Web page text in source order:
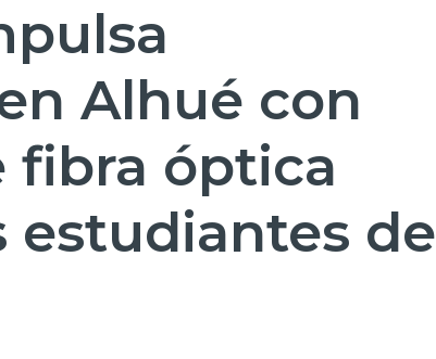
Alhué con
fibra óptica
estudiantes de